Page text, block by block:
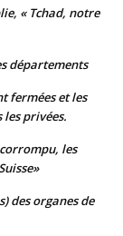
« Tchad, notre
départements
fermées et les
les privées.
les
des organes de